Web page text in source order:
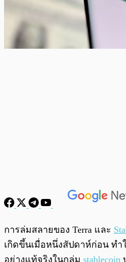
การล่มสลายของ Terra และ
เกิดขึ้นเมื่อหนึ่งสัปดาห์ก่อน ท
อย่างแท้จริงในกลุ่ม stablecoin